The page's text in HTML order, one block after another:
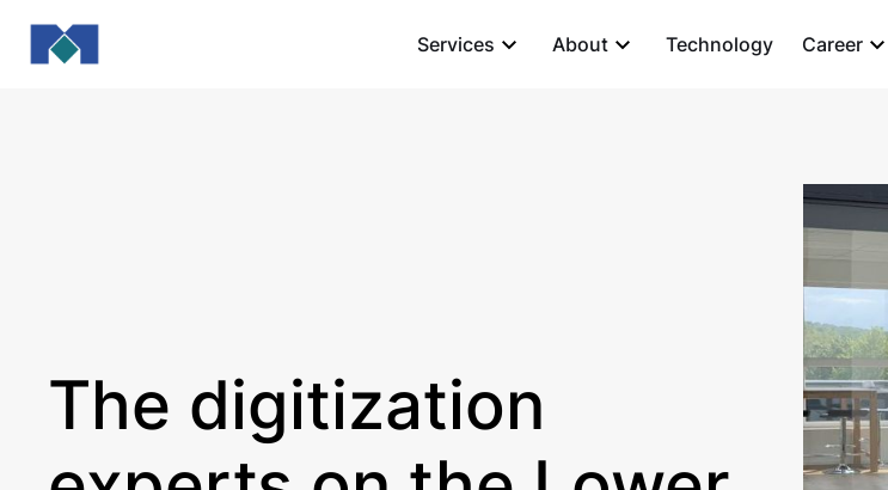
Services About Technology Career
The digitization